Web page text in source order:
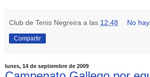
Club de Tenis Negreira a las 12:48 No
Compartir
lunes, 14 de septiembre de 2009